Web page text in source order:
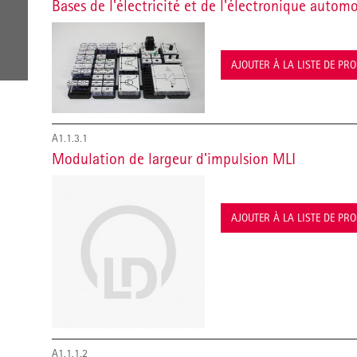
Bases de l'électricité et de l'électronique
AJOUTER À LA LISTE DE
A1.1.3.1
Modulation de largeur d'impulsion MLI
AJOUTER À LA LISTE DE
A1.1.1.2